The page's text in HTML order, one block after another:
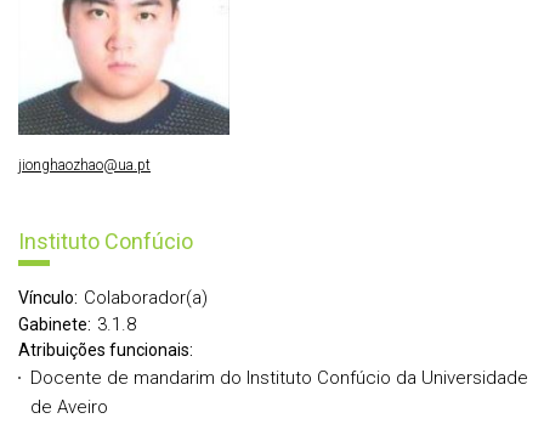
Instituto Confúcio
Vínculo: Colaborador(a)
Gabinete: 3.1.8
Atribuições funcionais:
Docente de mandarim do Instituto Confúcio da Universidade
de Aveiro
jionghaozhao@ua.pt